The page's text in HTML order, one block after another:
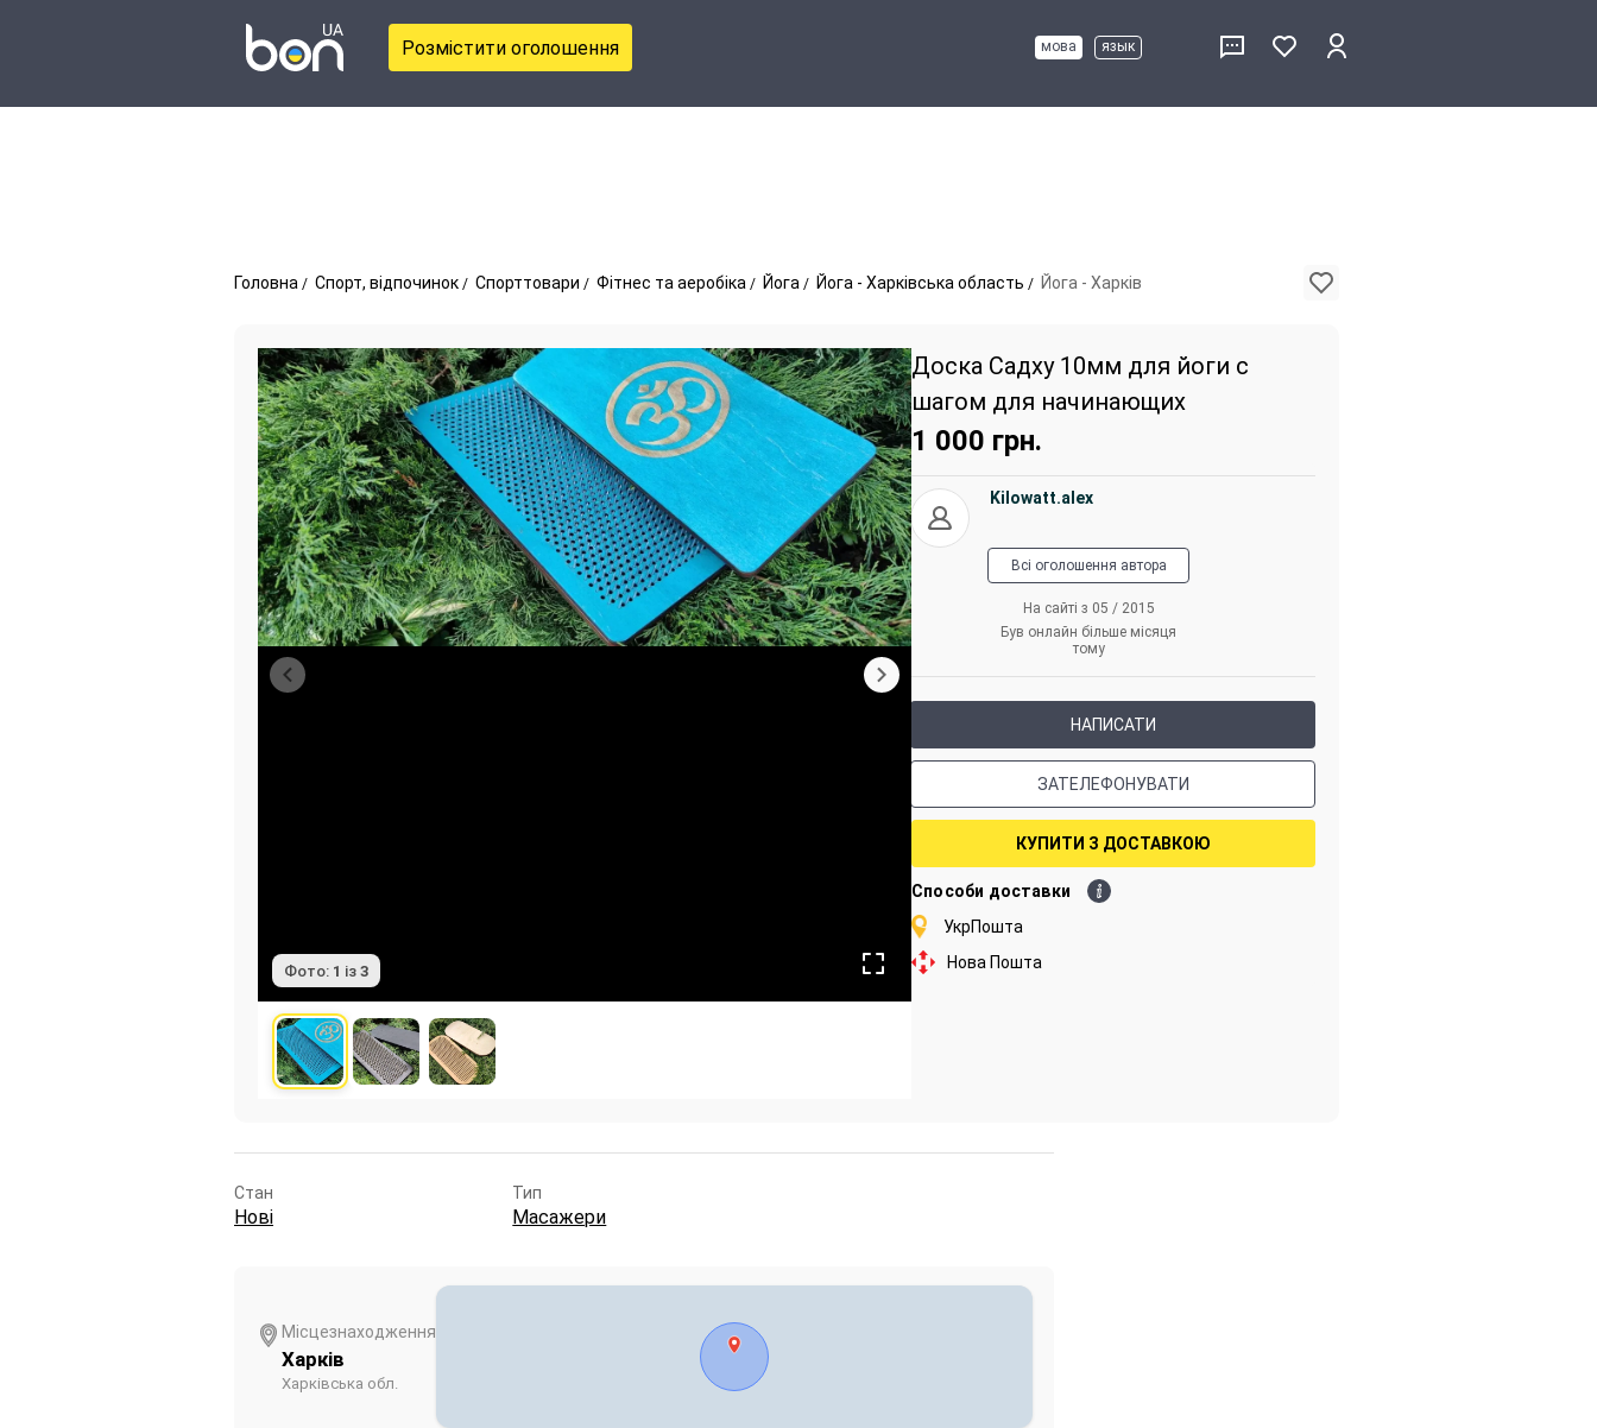
Розмістити оголошення мова язык
Головна Спорт, відпочинок Спорттовари Фітнес та аеробіка Йога Йога - Харківська область Йога - Харків
Фото: 1 із 3
Доска Садху 10мм для йоги с
шагом для начинающих
1 000 грн.
Kilowatt.alex
Всі оголошення автора
На сайті з 05 / 2015
Був онлайн більше місяця
тому
НАПИСАТИ
ЗАТЕЛЕФОНУВАТИ
КУПИТИ З ДОСТАВКОЮ
Способи доставки
УкрПошта
Нова Пошта
Стан
Нові
Тип
Масажери
Місцезнаходження
Харків
Харківська обл.